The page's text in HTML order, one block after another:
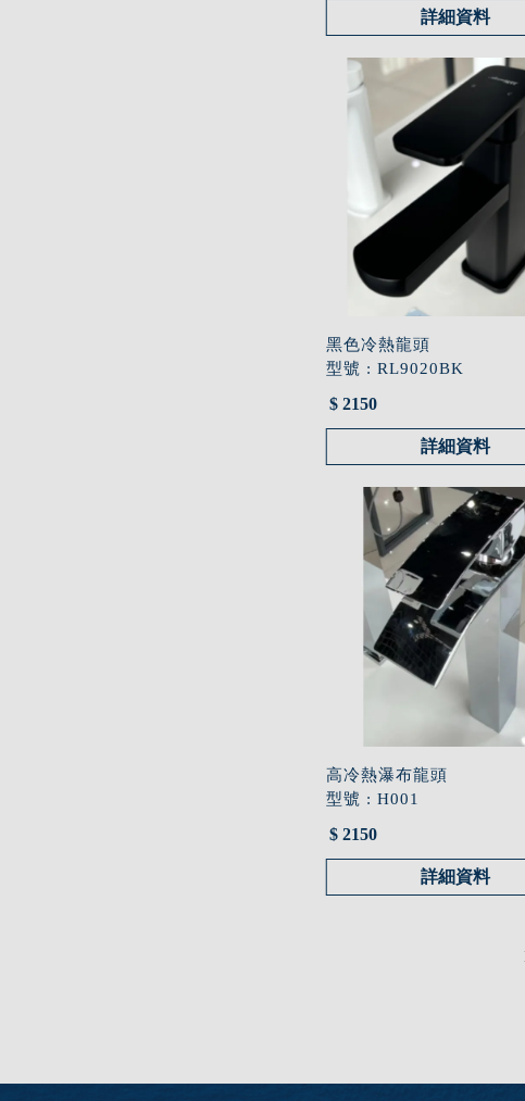
詳細資料
黑色冷熱龍頭
型號 : RL9020BK
$ 2150
詳細資料
高冷熱瀑布龍頭
型號 : H001
$ 2150
詳細資料